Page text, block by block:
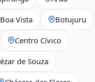
Boa Vista Botujuru
Centro Cívico
de Souza